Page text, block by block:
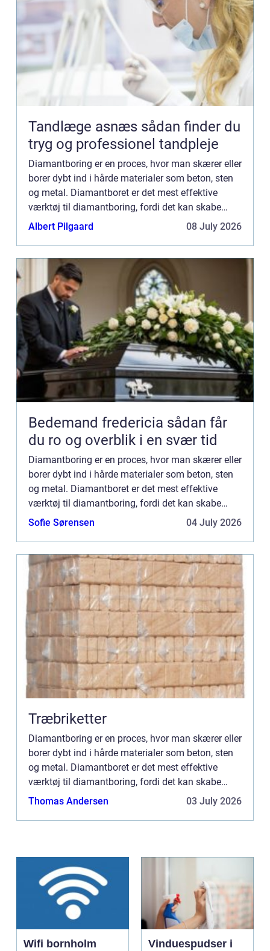
Tandlæge asnæs sådan finder du
tryg og professionel tandpleje
Diamantboring er en proces, hvor man skærer eller
borer dybt ind i hårde materialer som beton, sten
og metal. Diamantboret er det mest effektive
værktøj til diamantboring, fordi det kan skabe
præcise og nøjagtige huller i selv de hårdeste
Albert Pilgaard 08 July 2026
Bedemand fredericia sådan får
du ro og overblik i en svær tid
Diamantboring er en proces, hvor man skærer eller
borer dybt ind i hårde materialer som beton, sten
og metal. Diamantboret er det mest effektive
værktøj til diamantboring, fordi det kan skabe
præcise og nøjagtige huller i selv de hårdeste
Sofie Sørensen 04 July 2026
Træbriketter
Diamantboring er en proces, hvor man skærer eller
borer dybt ind i hårde materialer som beton, sten
og metal. Diamantboret er det mest effektive
værktøj til diamantboring, fordi det kan skabe
præcise og nøjagtige huller i selv de hårdeste
Thomas Andersen 03 July 2026
Wifi bornholm
Vinduespudser i